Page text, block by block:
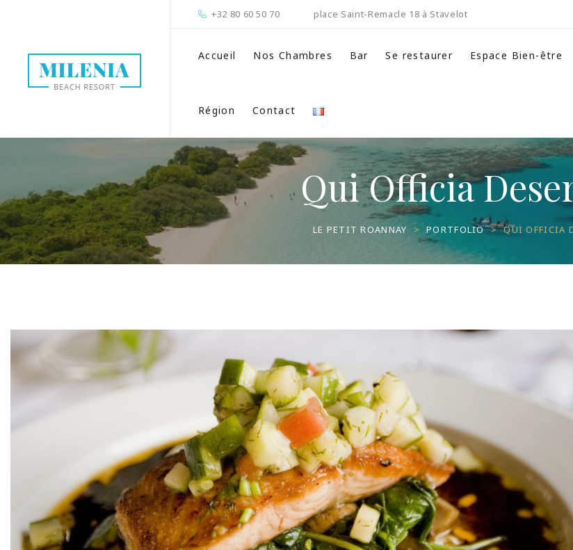
+32 80 60 50 70 place Saint-Remacle 18 à Stavelot
Accueil Nos Chambres Bar Se restaurer Espace Bien-être
Région Contact
Qui Officia
LE PETIT ROANNAY > PORTFOLIO > QUI OFFICIA